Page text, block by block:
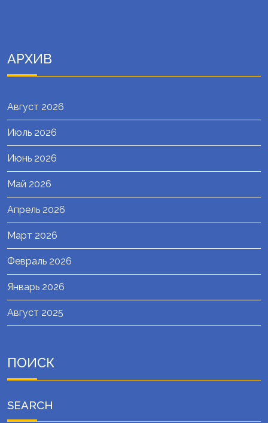
АРХИВ
Август 2026
Июль 2026
Июнь 2026
Май 2026
Апрель 2026
Март 2026
Февраль 2026
Январь 2026
Август 2025
ПОИСК
SEARCH